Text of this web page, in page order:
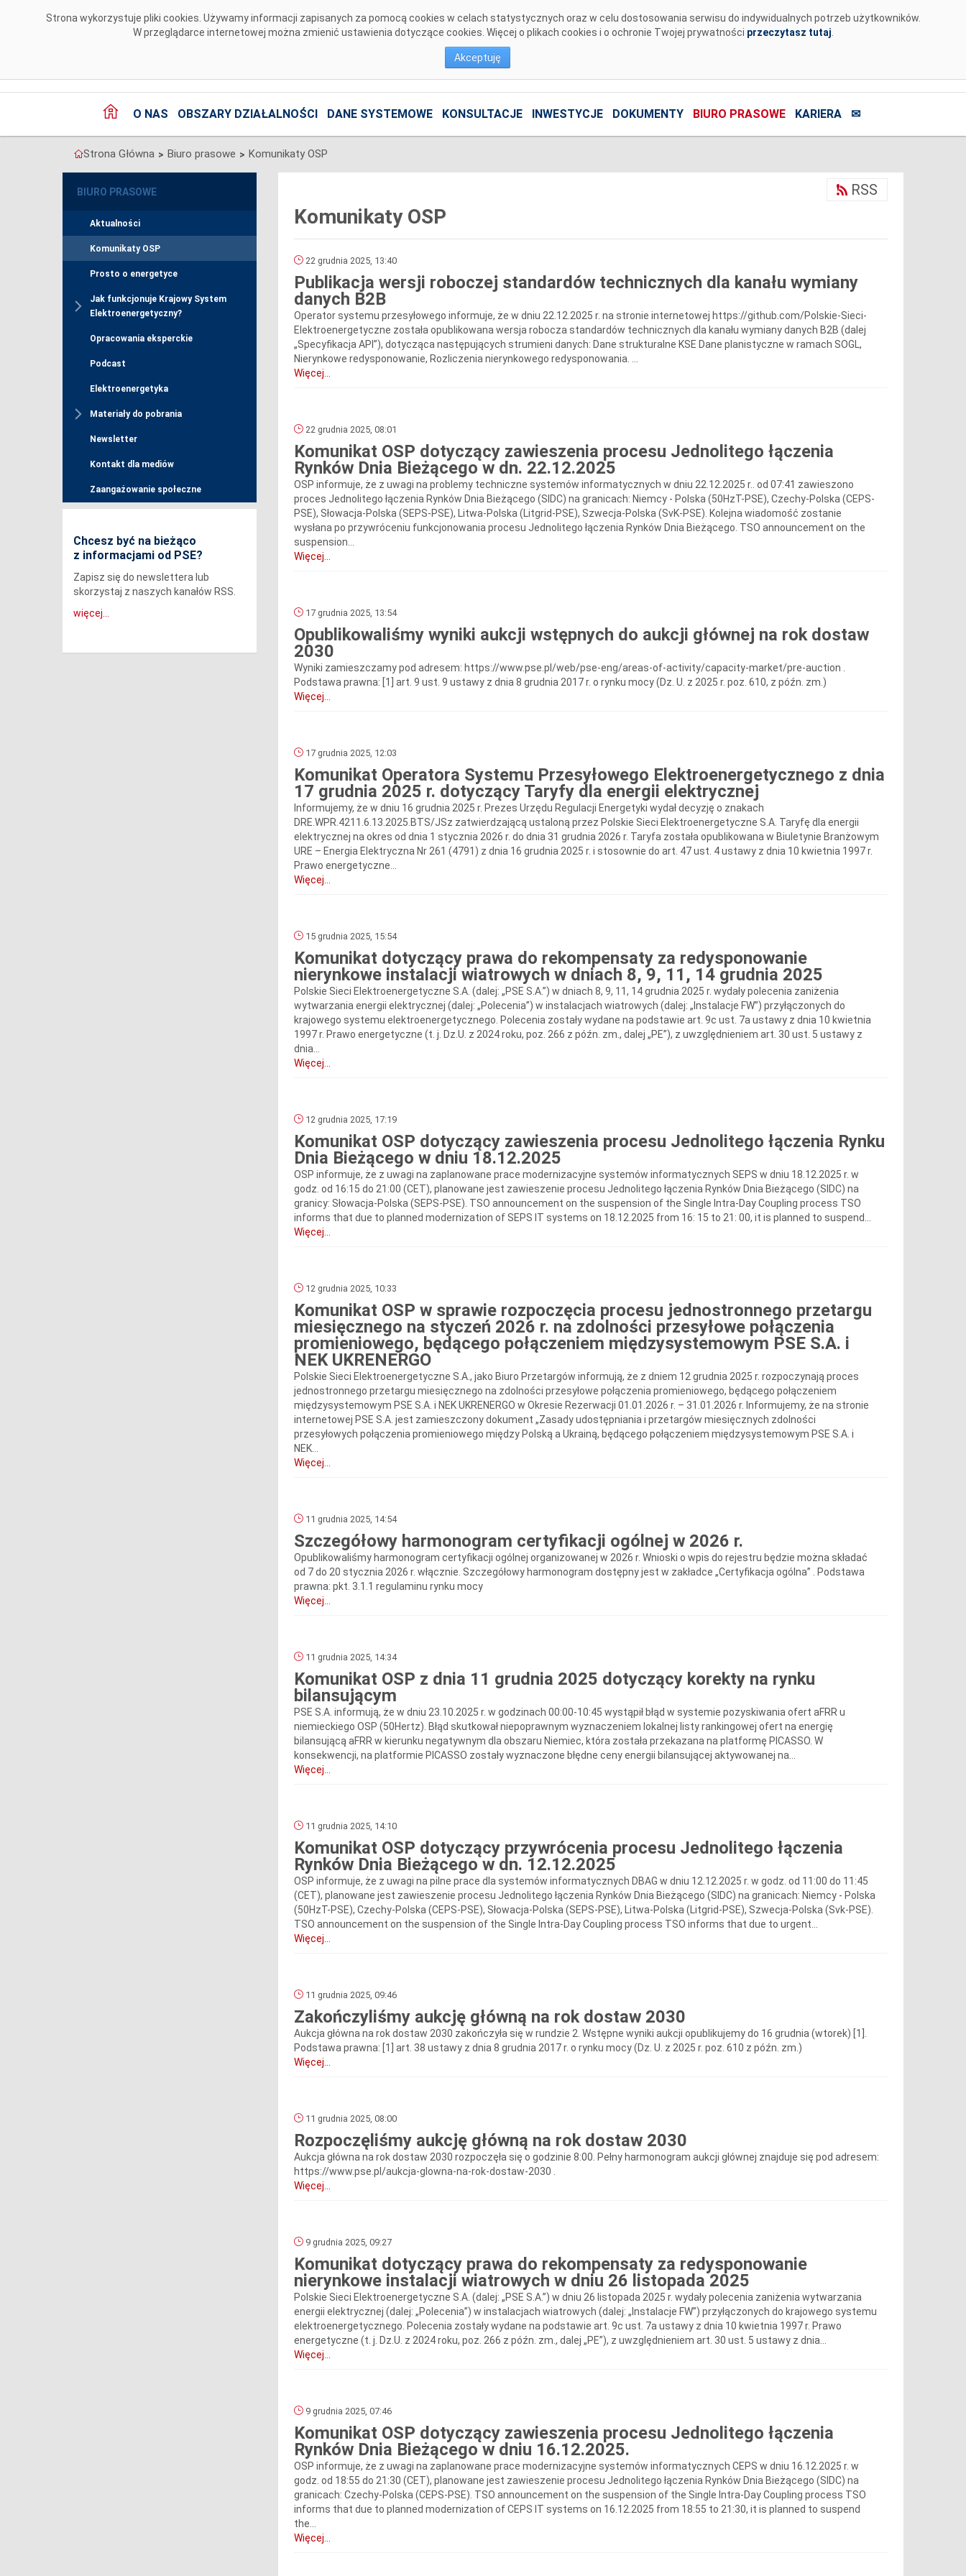
Strona wykorzystuje pliki cookies. Używamy informacji zapisanych za pomocą cookies w celach statystycznych oraz w celu dostosowania serwisu do indywidualnych potrzeb użytkowników.
W przeglądarce internetowej można zmienić ustawienia dotyczące cookies. Więcej o plikach cookies i o ochronie Twojej prywatności przeczytasz tutaj
Akceptuję
O NAS OBSZARY DZIAŁALNOŚCI DANE SYSTEMOWE KONSULTACJE INWESTYCJE DOKUMENTY BIURO PRASOWE KARIERA ✉
Strona Główna > Biuro prasowe > Komunikaty OSP
BIURO PRASOWE
Aktualności
Komunikaty OSP
Prosto o energetyce
Jak funkcjonuje Krajowy System
Elektroenergetyczny?
Opracowania eksperckie
Podcast
Elektroenergetyka
Materiały do pobrania
Newsletter
Kontakt dla mediów
Zaangażowanie społeczne
Chcesz być na bieżąco
z informacjami od PSE?
Zapisz się do newslettera lub
skorzystaj z naszych kanałów RSS.
więcej...
Komunikaty OSP
RSS
22 grudnia 2025, 13:40
Publikacja wersji roboczej standardów technicznych dla kanału wymiany
danych B2B
Operator systemu przesyłowego informuje, że w dniu 22.12.2025 r. na stronie internetowej https://github.com/Polskie-Sieci-
Elektroenergetyczne została opublikowana wersja robocza standardów technicznych dla kanału wymiany danych B2B (dalej
„Specyfikacja API”), dotycząca następujących strumieni danych: Dane strukturalne KSE Dane planistyczne w ramach SOGL,
Nierynkowe redysponowanie, Rozliczenia nierynkowego redysponowania. ...
Więcej...
22 grudnia 2025, 08:01
Komunikat OSP dotyczący zawieszenia procesu Jednolitego łączenia
Rynków Dnia Bieżącego w dn. 22.12.2025
OSP informuje, że z uwagi na problemy techniczne systemów informatycznych w dniu 22.12.2025 r.. od 07:41 zawieszono
proces Jednolitego łączenia Rynków Dnia Bieżącego (SIDC) na granicach: Niemcy - Polska (50HzT-PSE), Czechy-Polska (CEPS-
PSE), Słowacja-Polska (SEPS-PSE), Litwa-Polska (Litgrid-PSE), Szwecja-Polska (SvK-PSE). Kolejna wiadomość zostanie
wysłana po przywróceniu funkcjonowania procesu Jednolitego łączenia Rynków Dnia Bieżącego. TSO announcement on the
suspension...
Więcej...
17 grudnia 2025, 13:54
Opublikowaliśmy wyniki aukcji wstępnych do aukcji głównej na rok dostaw
2030
Wyniki zamieszczamy pod adresem: https://www.pse.pl/web/pse-eng/areas-of-activity/capacity-market/pre-auction .
Podstawa prawna: [1] art. 9 ust. 9 ustawy z dnia 8 grudnia 2017 r. o rynku mocy (Dz. U. z 2025 r. poz. 610, z późn. zm.)
Więcej...
17 grudnia 2025, 12:03
Komunikat Operatora Systemu Przesyłowego Elektroenergetycznego z dnia
17 grudnia 2025 r. dotyczący Taryfy dla energii elektrycznej
Informujemy, że w dniu 16 grudnia 2025 r. Prezes Urzędu Regulacji Energetyki wydał decyzję o znakach
DRE.WPR.4211.6.13.2025.BTS/JSz zatwierdzającą ustaloną przez Polskie Sieci Elektroenergetyczne S.A. Taryfę dla energii
elektrycznej na okres od dnia 1 stycznia 2026 r. do dnia 31 grudnia 2026 r. Taryfa została opublikowana w Biuletynie Branżowym
URE – Energia Elektryczna Nr 261 (4791) z dnia 16 grudnia 2025 r. i stosownie do art. 47 ust. 4 ustawy z dnia 10 kwietnia 1997 r.
Prawo energetyczne...
Więcej...
15 grudnia 2025, 15:54
Komunikat dotyczący prawa do rekompensaty za redysponowanie
nierynkowe instalacji wiatrowych w dniach 8, 9, 11, 14 grudnia 2025
Polskie Sieci Elektroenergetyczne S.A. (dalej: „PSE S.A.”) w dniach 8, 9, 11, 14 grudnia 2025 r. wydały polecenia zaniżenia
wytwarzania energii elektrycznej (dalej: „Polecenia”) w instalacjach wiatrowych (dalej: „Instalacje FW”) przyłączonych do
krajowego systemu elektroenergetycznego. Polecenia zostały wydane na podstawie art. 9c ust. 7a ustawy z dnia 10 kwietnia
1997 r. Prawo energetyczne (t. j. Dz.U. z 2024 roku, poz. 266 z późn. zm., dalej „PE”), z uwzględnieniem art. 30 ust. 5 ustawy z
dnia...
Więcej...
12 grudnia 2025, 17:19
Komunikat OSP dotyczący zawieszenia procesu Jednolitego łączenia Rynku
Dnia Bieżącego w dniu 18.12.2025
OSP informuje, że z uwagi na zaplanowane prace modernizacyjne systemów informatycznych SEPS w dniu 18.12.2025 r. w
godz. od 16:15 do 21:00 (CET), planowane jest zawieszenie procesu Jednolitego łączenia Rynków Dnia Bieżącego (SIDC) na
granicy: Słowacja-Polska (SEPS-PSE). TSO announcement on the suspension of the Single Intra-Day Coupling process TSO
informs that due to planned modernization of SEPS IT systems on 18.12.2025 from 16: 15 to 21: 00, it is planned to suspend...
Więcej...
12 grudnia 2025, 10:33
Komunikat OSP w sprawie rozpoczęcia procesu jednostronnego przetargu
miesięcznego na styczeń 2026 r. na zdolności przesyłowe połączenia
promieniowego, będącego połączeniem międzysystemowym PSE S.A. i
NEK UKRENERGO
Polskie Sieci Elektroenergetyczne S.A., jako Biuro Przetargów informują, że z dniem 12 grudnia 2025 r. rozpoczynają proces
jednostronnego przetargu miesięcznego na zdolności przesyłowe połączenia promieniowego, będącego połączeniem
międzysystemowym PSE S.A. i NEK UKRENERGO w Okresie Rezerwacji 01.01.2026 r. – 31.01.2026 r. Informujemy, że na stronie
internetowej PSE S.A. jest zamieszczony dokument „Zasady udostępniania i przetargów miesięcznych zdolności
przesyłowych połączenia promieniowego między Polską a Ukrainą, będącego połączeniem międzysystemowym PSE S.A. i
NEK...
Więcej...
11 grudnia 2025, 14:54
Szczegółowy harmonogram certyfikacji ogólnej w 2026 r.
Opublikowaliśmy harmonogram certyfikacji ogólnej organizowanej w 2026 r. Wnioski o wpis do rejestru będzie można składać
od 7 do 20 stycznia 2026 r. włącznie. Szczegółowy harmonogram dostępny jest w zakładce „Certyfikacja ogólna” . Podstawa
prawna: pkt. 3.1.1 regulaminu rynku mocy
Więcej...
11 grudnia 2025, 14:34
Komunikat OSP z dnia 11 grudnia 2025 dotyczący korekty na rynku
bilansującym
PSE S.A. informują, że w dniu 23.10.2025 r. w godzinach 00:00-10:45 wystąpił błąd w systemie pozyskiwania ofert aFRR u
niemieckiego OSP (50Hertz). Błąd skutkował niepoprawnym wyznaczeniem lokalnej listy rankingowej ofert na energię
bilansującą aFRR w kierunku negatywnym dla obszaru Niemiec, która została przekazana na platformę PICASSO. W
konsekwencji, na platformie PICASSO zostały wyznaczone błędne ceny energii bilansującej aktywowanej na...
Więcej...
11 grudnia 2025, 14:10
Komunikat OSP dotyczący przywrócenia procesu Jednolitego łączenia
Rynków Dnia Bieżącego w dn. 12.12.2025
OSP informuje, że z uwagi na pilne prace dla systemów informatycznych DBAG w dniu 12.12.2025 r. w godz. od 11:00 do 11:45
(CET), planowane jest zawieszenie procesu Jednolitego łączenia Rynków Dnia Bieżącego (SIDC) na granicach: Niemcy - Polska
(50HzT-PSE), Czechy-Polska (CEPS-PSE), Słowacja-Polska (SEPS-PSE), Litwa-Polska (Litgrid-PSE), Szwecja-Polska (Svk-PSE).
TSO announcement on the suspension of the Single Intra-Day Coupling process TSO informs that due to urgent...
Więcej...
11 grudnia 2025, 09:46
Zakończyliśmy aukcję główną na rok dostaw 2030
Aukcja główna na rok dostaw 2030 zakończyła się w rundzie 2. Wstępne wyniki aukcji opublikujemy do 16 grudnia (wtorek) [1].
Podstawa prawna: [1] art. 38 ustawy z dnia 8 grudnia 2017 r. o rynku mocy (Dz. U. z 2025 r. poz. 610 z późn. zm.)
Więcej...
11 grudnia 2025, 08:00
Rozpoczęliśmy aukcję główną na rok dostaw 2030
Aukcja główna na rok dostaw 2030 rozpoczęła się o godzinie 8:00. Pełny harmonogram aukcji głównej znajduje się pod adresem:
https://www.pse.pl/aukcja-glowna-na-rok-dostaw-2030 .
Więcej...
9 grudnia 2025, 09:27
Komunikat dotyczący prawa do rekompensaty za redysponowanie
nierynkowe instalacji wiatrowych w dniu 26 listopada 2025
Polskie Sieci Elektroenergetyczne S.A. (dalej: „PSE S.A.”) w dniu 26 listopada 2025 r. wydały polecenia zaniżenia wytwarzania
energii elektrycznej (dalej: „Polecenia”) w instalacjach wiatrowych (dalej: „Instalacje FW”) przyłączonych do krajowego systemu
elektroenergetycznego. Polecenia zostały wydane na podstawie art. 9c ust. 7a ustawy z dnia 10 kwietnia 1997 r. Prawo
energetyczne (t. j. Dz.U. z 2024 roku, poz. 266 z późn. zm., dalej „PE”), z uwzględnieniem art. 30 ust. 5 ustawy z dnia...
Więcej...
9 grudnia 2025, 07:46
Komunikat OSP dotyczący zawieszenia procesu Jednolitego łączenia
Rynków Dnia Bieżącego w dniu 16.12.2025.
OSP informuje, że z uwagi na zaplanowane prace modernizacyjne systemów informatycznych CEPS w dniu 16.12.2025 r. w
godz. od 18:55 do 21:30 (CET), planowane jest zawieszenie procesu Jednolitego łączenia Rynków Dnia Bieżącego (SIDC) na
granicach: Czechy-Polska (CEPS-PSE). TSO announcement on the suspension of the Single Intra-Day Coupling process TSO
informs that due to planned modernization of CEPS IT systems on 16.12.2025 from 18:55 to 21:30, it is planned to suspend
the...
Więcej...